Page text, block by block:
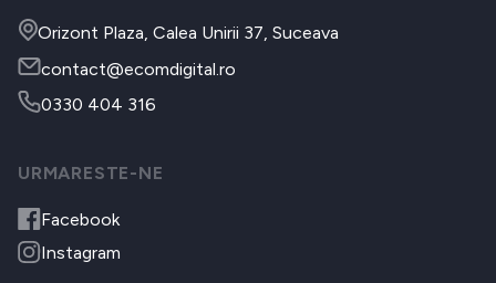
Orizont Plaza, Calea Unirii 37, Suceava
contact@ecomdigital.ro
0330 404 316
URMARESTE-NE
Facebook
Instagram